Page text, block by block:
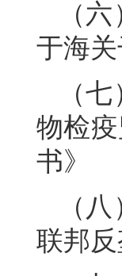
（
于海
（
物检
书》
（
联邦